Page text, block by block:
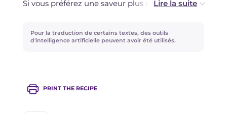
Si vous préférez une saveur plus douce, retirez
avec les autres ingrédients.
Pour la traduction de certains textes, des outils
d'intelligence artificielle peuvent avoir été utilisés.
PRINT THE RECIPE